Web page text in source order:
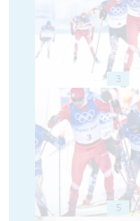
3
5